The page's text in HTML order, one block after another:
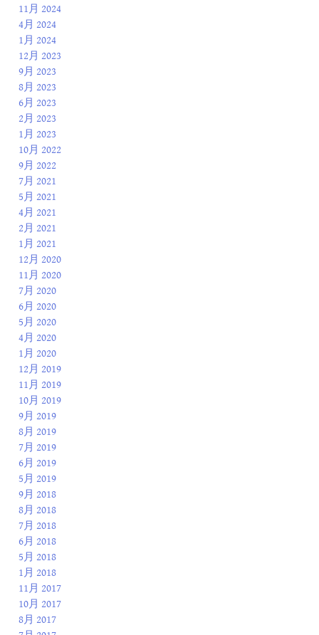
11月 2024
4月 2024
1月 2024
12月 2023
9月 2023
8月 2023
6月 2023
2月 2023
1月 2023
10月 2022
9月 2022
7月 2021
5月 2021
4月 2021
2月 2021
1月 2021
12月 2020
11月 2020
7月 2020
6月 2020
5月 2020
4月 2020
1月 2020
12月 2019
11月 2019
10月 2019
9月 2019
8月 2019
7月 2019
6月 2019
5月 2019
9月 2018
8月 2018
7月 2018
6月 2018
5月 2018
1月 2018
11月 2017
10月 2017
8月 2017